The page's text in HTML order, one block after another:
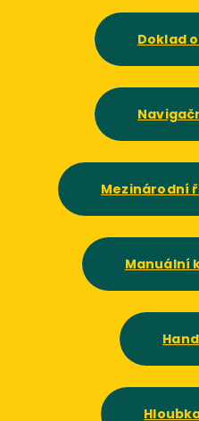
Doklad
Mezinárodní
Manuální